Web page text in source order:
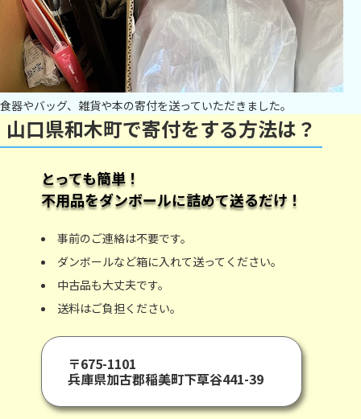
食器やバッグ、雑貨や本の寄付を送っていただきました。
山口県和木町で寄付をする方法は？
とっても簡単！
不用品をダンボールに詰めて送るだけ！
事前のご連絡は不要です。
ダンボールなど箱に入れて送ってください。
中古品も大丈夫です。
送料はご負担ください。
〒675-1101
兵庫県加古郡稲美町下草谷441-39